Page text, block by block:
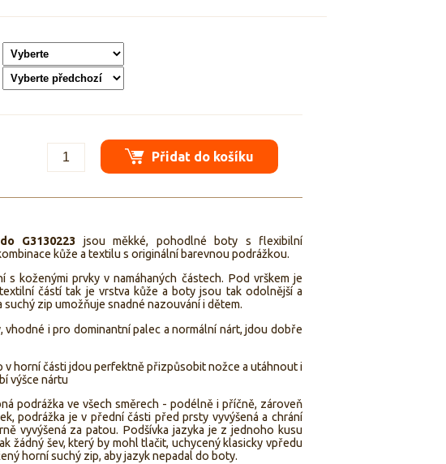
Přidat do košíku
G3130223 jsou měkké, pohodlné boty s flexibilní
kůže a textilu s originální barevnou podrážkou.
koženými prvky v namáhaných částech. Pod vrškem je
částí tak je vrstva kůže a boty jsou tak odolnější a
zip umožňuje snadné nazouvání i dětem.
vhodné i pro dominantní palec a normální nárt, jdou dobře
v horní části jdou perfektně přizpůsobit nožce a utáhnout i
výšce nártu
podrážka ve všech směrech - podélně i příčně, zároveň
podrážka je v přední části před prsty vyvýšená a chrání
vyvýšená za patou. Podšívka jazyka je z jednoho kusu
žádný šev, který by mohl tlačit, uchycený klasicky vpředu
horní suchý zip, aby jazyk nepadal do boty.